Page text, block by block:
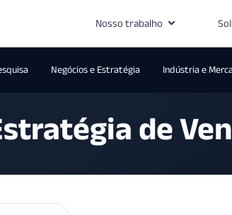
Nosso trabalho
Negócios e Estratégia Indústria e
de